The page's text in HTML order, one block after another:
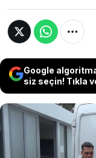
Google
siz seçin! Tıkla